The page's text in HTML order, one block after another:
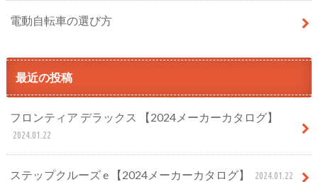
電動自転車の選び方
最近の投稿
フロンティア デラックス 【2024メーカーカタログ】
2024.01.22
ステップクルーズ e 【2024メーカーカタログ】 2024.01.22